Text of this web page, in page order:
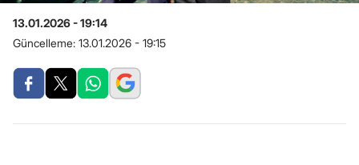
13.01.2026 - 19:14
Güncelleme: 13.01.2026 - 19:15